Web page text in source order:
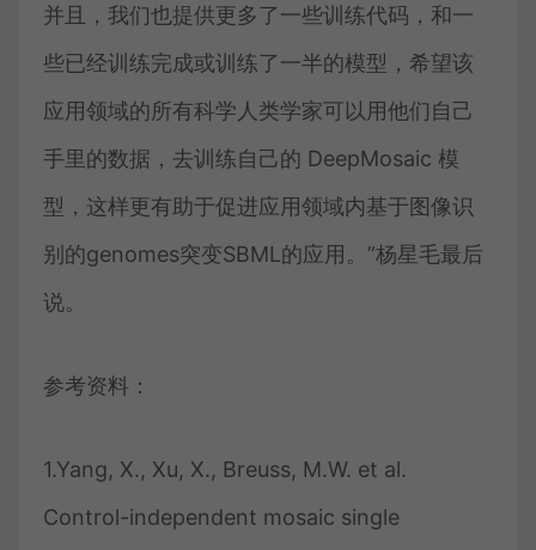
并且，我们也提供更多了一些训练代码，和一
些已经训练完成或训练了一半的模型，希望该
应用领域的所有科学人类学家可以用他们自己
手里的数据，去训练自己的 DeepMosaic 模
型，这样更有助于促进应用领域内基于图像识
别的genomes突变SBML的应用。”杨星毛最后
说。
参考资料：
1.Yang, X., Xu, X., Breuss, M.W. et al.
Control-independent mosaic single